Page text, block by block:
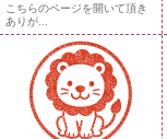
こちらのページを開いて頂き
ありが...